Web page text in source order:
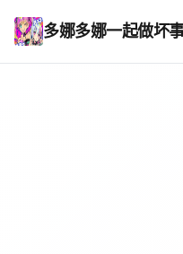
多娜多娜一起做坏